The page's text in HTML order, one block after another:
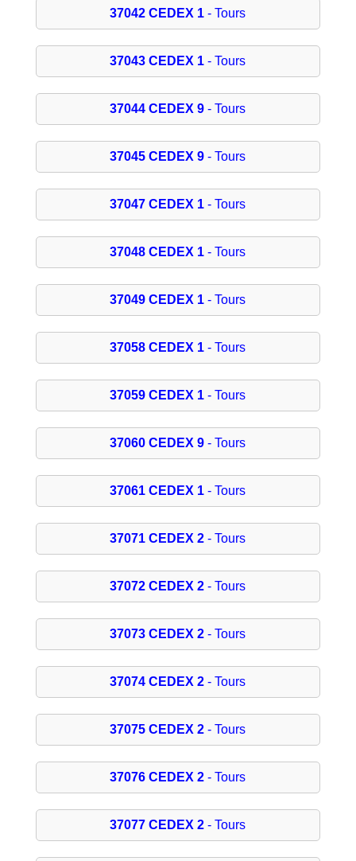
37042 CEDEX 1 - Tours
37043 CEDEX 1 - Tours
37044 CEDEX 9 - Tours
37045 CEDEX 9 - Tours
37047 CEDEX 1 - Tours
37048 CEDEX 1 - Tours
37049 CEDEX 1 - Tours
37058 CEDEX 1 - Tours
37059 CEDEX 1 - Tours
37060 CEDEX 9 - Tours
37061 CEDEX 1 - Tours
37071 CEDEX 2 - Tours
37072 CEDEX 2 - Tours
37073 CEDEX 2 - Tours
37074 CEDEX 2 - Tours
37075 CEDEX 2 - Tours
37076 CEDEX 2 - Tours
37077 CEDEX 2 - Tours